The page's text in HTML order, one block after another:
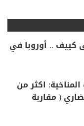
كييف .. أوروبا في
اكثر من
( مقاربة